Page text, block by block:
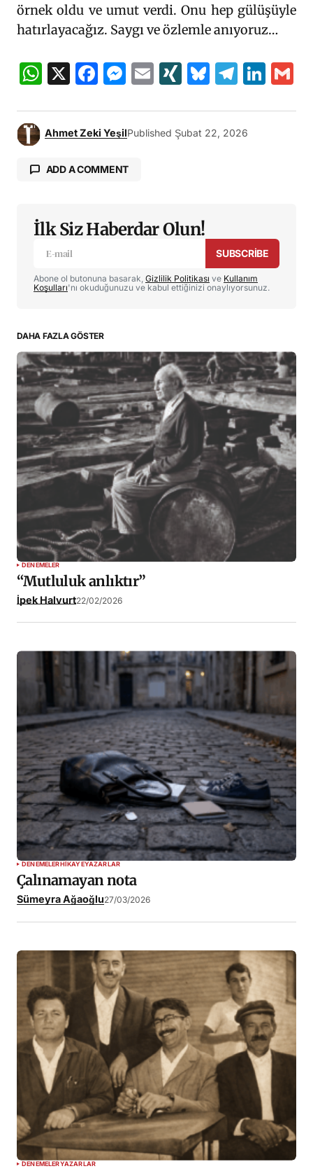
örnek oldu ve umut verdi. Onu hep gülüşüyle
hatırlayacağız. Saygı ve özlemle anıyoruz…
WhatsApp
X Facebook
Messenger
Email
XINGBluesky
Ahmet Zeki YeşilPublished Şubat 22, 2026
ADD A COMMENT
E-posta adresiniz yayınlanmayacak.
Yorumunuz*
İsim*
E-posta
Daha sonraki yorumlarımda kullanılması için adım, e-
posta adresim ve site adresim bu tarayıcıya kaydedilsin.
YORUMU GÖNDER
İlk Siz Haberdar Olun!
SUBSCRIBE
Abone ol butonuna basarak, Gizlilik Politikası ve Kullanım
Koşulları'nı okuduğunuzu ve kabul ettiğinizi onaylıyorsunuz.
DAHA FAZLA GÖSTER
DENEMELER
“Mutluluk anlıktır”
İpek Halvurt22/02/2026
DENEMELERHIKAYEYAZARLAR
Çalınamayan nota
Sümeyra Ağaoğlu27/03/2026
DENEMELERYAZARLAR